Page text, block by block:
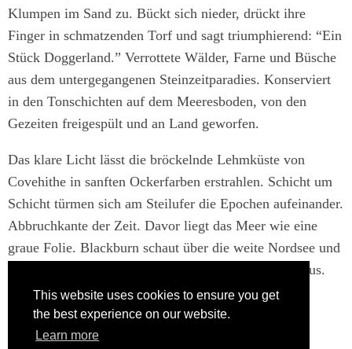
This website uses cookies to ensure you get
the best experience on our website.
Learn more
Klumpen im Sand zu. Bückt sich nieder, drückt ihre
Finger in schmatzenden Torf und sagt triumphierend: “Ein
Stück Doggerland.” Verrottete Wälder, Farne und Büsche
aus dem untergegangenen Steinzeitparadies. Konserviert
in den Tonschichten auf dem Meeresboden, von den
Gezeiten freigespült und an Land geworfen.
Das klare Licht lässt die bröckelnde Lehmküste von
Covehithe in sanften Ockerfarben erstrahlen. Schicht um
Schicht türmen sich am Steilufer die Epochen aufeinander.
Abbruchkante der Zeit. Davor liegt das Meer wie eine
graue Folie. Blackburn schaut über die weite Nordsee und
sagt: “Schmutzig und grau wie immer. Sieht solide aus.
Man hat das Gefühl, man könnte drüberlaufen.”
Lesen Sie den vollständigen Text auf stern.de